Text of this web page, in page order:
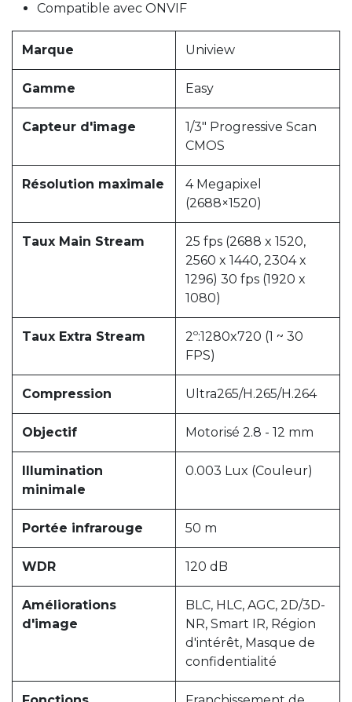
Compatible avec ONVIF
Marque Uniview
Gamme Easy
Capteur d'image
1/3" Progressive Scan
CMOS
Résolution maximale
4 Megapixel
(2688×1520)
Taux Main Stream
25 fps (2688 x 1520,
2560 x 1440, 2304 x
1296) 30 fps (1920 x
1080)
Taux Extra Stream
2º:1280x720 (1 ~ 30
FPS)
Compression Ultra265/H.265/H.264
Objectif Motorisé 2.8 - 12 mm
Illumination
minimale
0.003 Lux (Couleur)
Portée infrarouge 50 m
WDR 120 dB
Améliorations
d'image
BLC, HLC, AGC, 2D/3D-
NR, Smart IR, Région
d'intérêt, Masque de
confidentialité